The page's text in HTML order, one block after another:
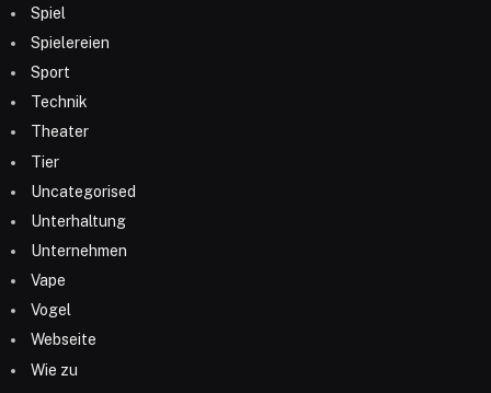
Spiel
Spielereien
Sport
Technik
Theater
Tier
Uncategorised
Unterhaltung
Unternehmen
Vape
Vogel
Webseite
Wie zu